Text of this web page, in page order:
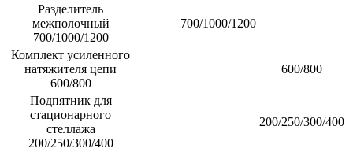
Разделитель
межполочный
700/1000/1200
700/1000/1200
Комплект усиленного
натяжителя цепи
600/800
600/800
Подпятник для
стационарного
стеллажа
200/250/300/400
200/250/300/400